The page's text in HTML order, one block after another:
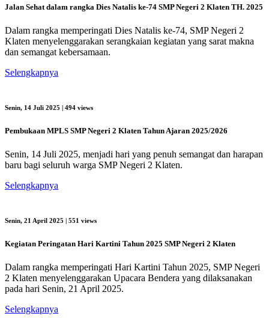
Jalan Sehat dalam rangka Dies Natalis ke-74 SMP Negeri 2 Klaten TH. 2025
Dalam rangka memperingati Dies Natalis ke-74, SMP Negeri 2
Klaten menyelenggarakan serangkaian kegiatan yang sarat makna
dan semangat kebersamaan.
Selengkapnya
Senin, 14 Juli 2025 | 494 views
Pembukaan MPLS SMP Negeri 2 Klaten Tahun Ajaran 2025/2026
Senin, 14 Juli 2025, menjadi hari yang penuh semangat dan harapan
baru bagi seluruh warga SMP Negeri 2 Klaten.
Selengkapnya
Senin, 21 April 2025 | 551 views
Kegiatan Peringatan Hari Kartini Tahun 2025 SMP Negeri 2 Klaten
Dalam rangka memperingati Hari Kartini Tahun 2025, SMP Negeri
2 Klaten menyelenggarakan Upacara Bendera yang dilaksanakan
pada hari Senin, 21 April 2025.
Selengkapnya